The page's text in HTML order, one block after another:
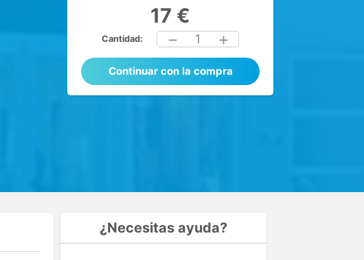
17 €
Cantidad: 1
Continuar con la compra
¿Necesitas ayuda?